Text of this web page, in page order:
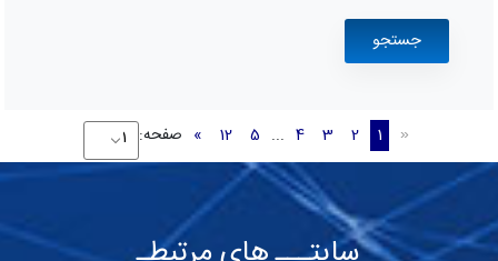
«
1
2
3
4
...
5
12
» صفحه: